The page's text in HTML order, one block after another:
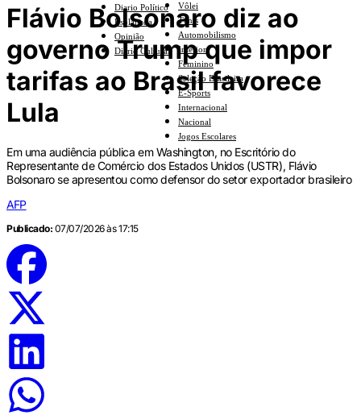
Vôlei
Tênis
Automobilismo
Interior
Feminino
Seleção Brasileira
E-Sports
Internacional
Nacional
Jogos Escolares
Diario Político
Esplanada
Opinião
Diario Cultural
Flávio Bolsonaro diz ao
governo Trump que impor
tarifas ao Brasil favorece
Lula
Em uma audiência pública em Washington, no Escritório do
Representante de Comércio dos Estados Unidos (USTR), Flávio
Bolsonaro se apresentou como defensor do setor exportador brasileiro
AFP
Publicado: 07/07/2026 às 17:15